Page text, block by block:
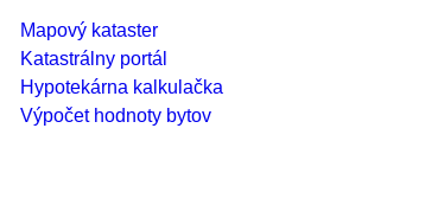
Mapový kataster
Katastrálny portál
Hypotekárna kalkulačka
Výpočet hodnoty bytov